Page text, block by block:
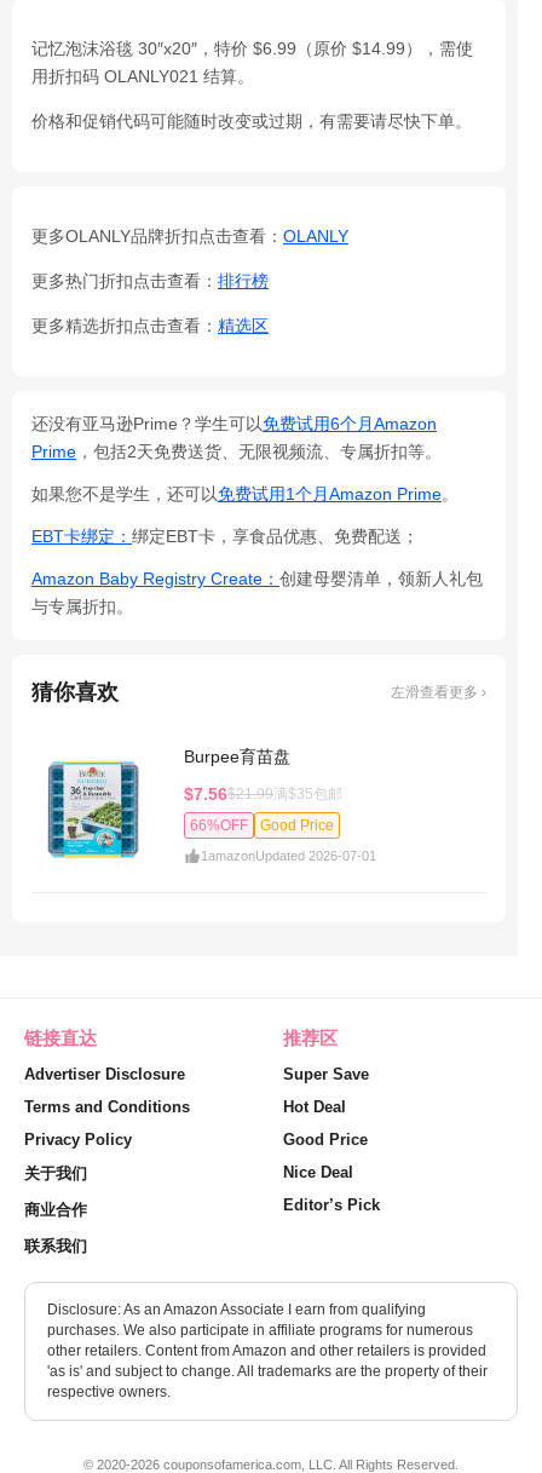
记忆泡沫浴毯 30″x20″，特价 $6.99（原价 $14.99），需使
用折扣码 OLANLY021 结算。
价格和促销代码可能随时改变或过期，有需要请尽快下单。
更多OLANLY品牌折扣点击查看： OLANLY
更多热门折扣点击查看： 排行榜
更多精选折扣点击查看： 精选区
还没有亚马逊Prime？学生可以免费试用6个月Amazon
Prime ，包括2天免费送货、无限视频流、专属折扣等。
如果您不是学生，还可以免费试用1个月Amazon Prime。
EBT卡绑定： 绑定EBT卡，享食品优惠、免费配送；
Amazon Baby Registry Create： 创建母婴清单，领新人礼包
与专属折扣。
猜你喜欢 左滑查看更多 ›
Burpee育苗盘
$7.56$21.99满$35包邮
66%OFF
Good Price
1amazonUpdated 2026-07-01
链接直达
Advertiser Disclosure
Terms and Conditions
Privacy Policy
关于我们
商业合作
联系我们
推荐区
Super Save
Hot Deal
Good Price
Nice Deal
Editor’s Pick
Disclosure: As an Amazon Associate I earn from qualifying
purchases. We also participate in affiliate programs for numerous
other retailers. Content from Amazon and other retailers is provided
'as is' and subject to change. All trademarks are the property of their
respective owners.
© 2020-2026 couponsofamerica.com, LLC. All Rights Reserved.